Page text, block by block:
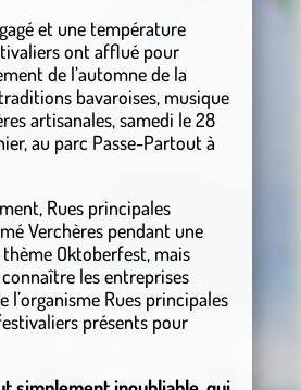
et une température
ont afflué pour
de l’automne de la
bavaroises, musique
artisanales, samedi le 28
au parc Passe-Partout à
Rues principales
Verchères pendant une
Oktoberfest, mais
les entreprises
l’organisme Rues principales
présents pour